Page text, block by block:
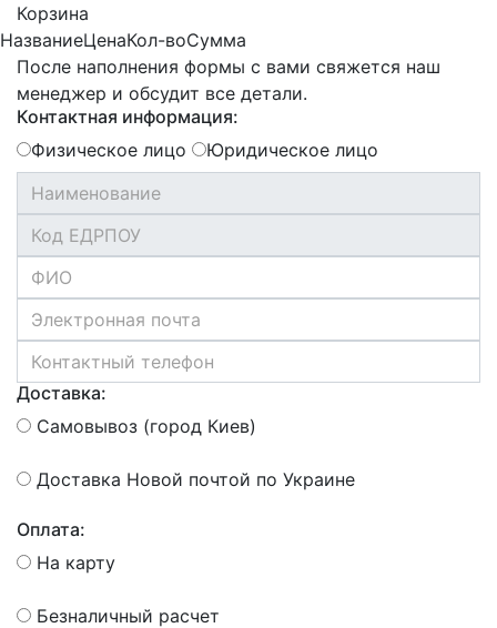
Корзина
НазваниеЦенаКол-воСумма
После наполнения формы с вами свяжется наш
менеджер и обсудит все детали.
Контактная информация:
Физическое лицо
Юридическое лицо
Доставка:
Самовывоз (город Киев)
Доставка Новой почтой по Украине
Оплата:
На карту
Безналичный расчет